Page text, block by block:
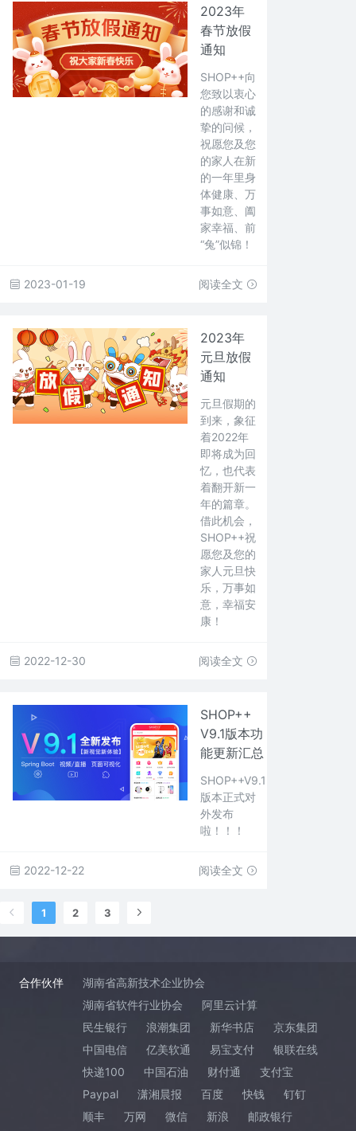
2023年
春节放假
通知
SHOP++向
您致以衷心
的感谢和诚
挚的问候，
祝愿您及您
的家人在新
的一年里身
体健康、万
事如意、阖
家幸福、前
“兔”似锦！
2023-01-19 阅读全文
2023年
元旦放假
通知
元旦假期的
到来，象征
着2022年
即将成为回
忆，也代表
着翻开新一
年的篇章。
借此机会，
SHOP++祝
愿您及您的
家人元旦快
乐，万事如
意，幸福安
康！
2022-12-30 阅读全文
SHOP++
V9.1版本功
能更新汇总
SHOP++V9.1
版本正式对
外发布
啦！！！
2022-12-22 阅读全文
1 2 3
合作伙伴
湖南省高新技术企业协会
湖南省软件行业协会
阿里云计算
民生银行
浪潮集团 新华书店
京东集团
中国电信
亿美软通 易宝支付
银联在线
快递100
中国石油 财付通
支付宝
Paypal
潇湘晨报 百度 快钱
钉钉
顺丰
万网 微信 新浪
邮政银行